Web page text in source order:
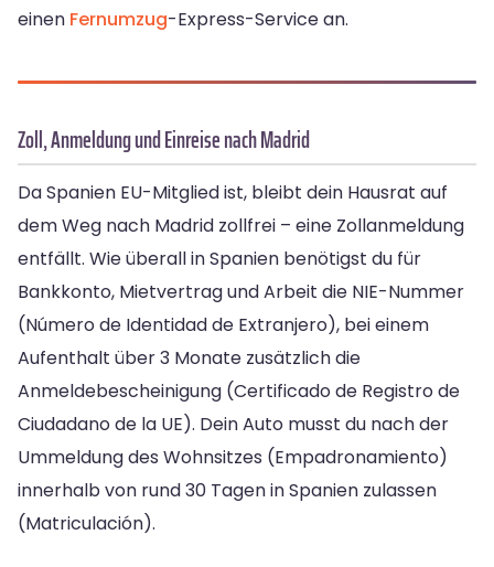
einen Fernumzug-Express-Service an.
Zoll, Anmeldung und Einreise nach Madrid
Da Spanien EU-Mitglied ist, bleibt dein Hausrat auf
dem Weg nach Madrid zollfrei – eine Zollanmeldung
entfällt. Wie überall in Spanien benötigst du für
Bankkonto, Mietvertrag und Arbeit die NIE-Nummer
(Número de Identidad de Extranjero), bei einem
Aufenthalt über 3 Monate zusätzlich die
Anmeldebescheinigung (Certificado de Registro de
Ciudadano de la UE). Dein Auto musst du nach der
Ummeldung des Wohnsitzes (Empadronamiento)
innerhalb von rund 30 Tagen in Spanien zulassen
(Matriculación).